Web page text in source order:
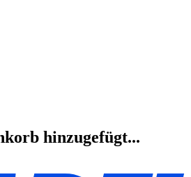
hinzugefügt...